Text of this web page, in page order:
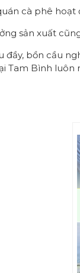
cà phê
sản xuất
đầy, bồn cầu
Tam Bình luôn